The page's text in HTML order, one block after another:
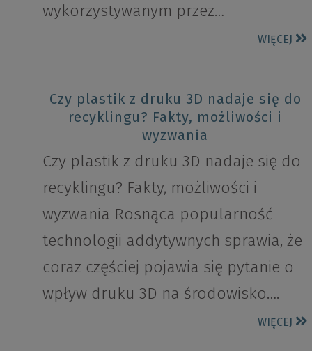
wykorzystywanym przez…
WIĘCEJ
Czy plastik z druku 3D nadaje się do
recyklingu? Fakty, możliwości i
wyzwania
Czy plastik z druku 3D nadaje się do
recyklingu? Fakty, możliwości i
wyzwania Rosnąca popularność
technologii addytywnych sprawia, że
coraz częściej pojawia się pytanie o
wpływ druku 3D na środowisko….
WIĘCEJ